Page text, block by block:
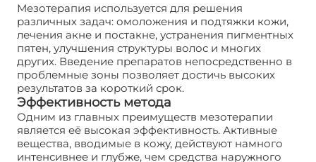
Мезотерапия используется для решения
различных задач: омоложения и подтяжки кожи,
лечения акне и постакне, устранения пигментных
пятен, улучшения структуры волос и многих
других. Введение препаратов непосредственно в
проблемные зоны позволяет достичь высоких
результатов за короткий срок.
Эффективность метода
Одним из главных преимуществ мезотерапии
является её высокая эффективность. Активные
вещества, вводимые в кожу, действуют намного
интенсивнее и глубже, чем средства наружного